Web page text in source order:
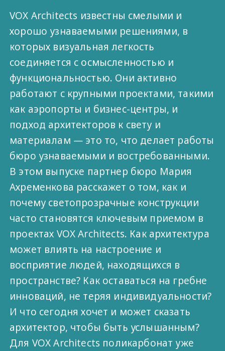
VOX Architects известны смелыми и
хорошо узнаваемыми решениями, в
которых визуальная легкость
соединяется с осмысленностью и
функциональностью. Они активно
работают с крупными проектами, такими
как аэропорты и бизнес-центры, и
подход архитекторов к свету и
материалам — это то, что делает работы
бюро узнаваемыми и востребованными.
В этом выпуске партнер бюро Мария
Ахременкова расскажет о том, как и
почему светопрозрачные конструкции
часто становятся ключевым приемом в
проектах VOX Architects. Как архитектура
может влиять на настроение и
восприятие людей, находящихся в
пространстве? Как оставаться на гребне
инноваций, не теряя индивидуальности?
И что сегодня хочет и может сказать
архитектор, чтобы быть услышанным?
Для VOX Architects поликарбонат уже